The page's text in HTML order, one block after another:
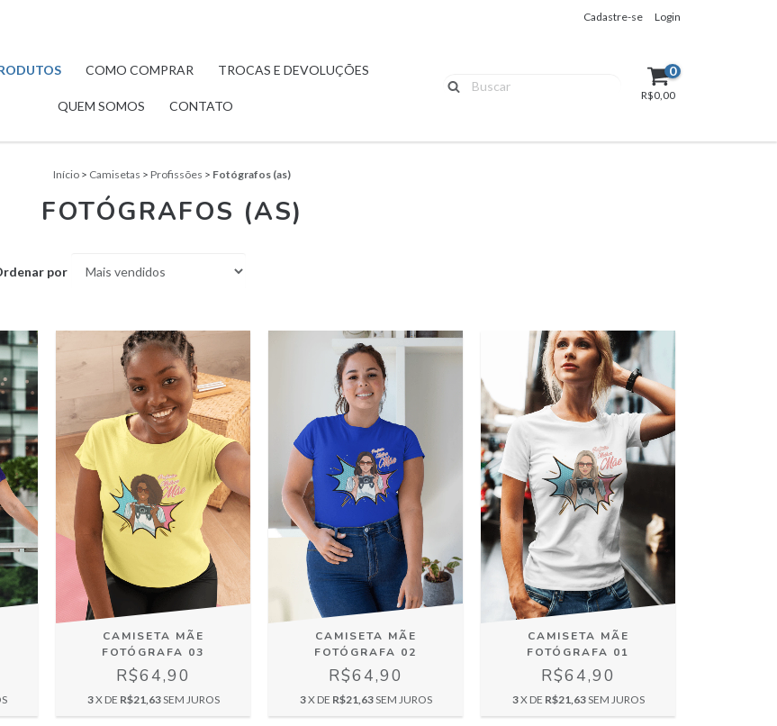
Cadastre-se Login
COMO COMPRAR TROCAS E DEVOLUÇÕES
QUEM SOMOS CONTATO
0
R$0,00
Início > Camisetas > Profissões > Fotógrafos (as)
FOTÓGRAFOS (AS)
por
CAMISETA MÃE
FOTÓGRAFA 03
R$64,90
3X DE R$21,63SEM JUROS
CAMISETA MÃE
FOTÓGRAFA 02
R$64,90
3X DE R$21,63SEM JUROS
CAMISETA MÃE
FOTÓGRAFA 01
R$64,90
3X DE R$21,63SEM JUROS